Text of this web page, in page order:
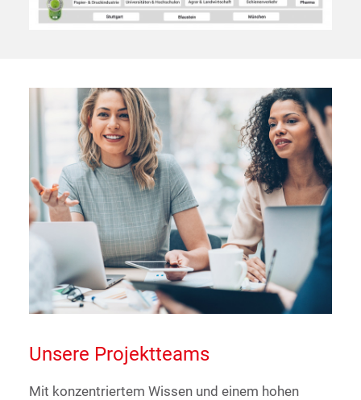
Unsere Projektteams
Mit konzentriertem Wissen und einem hohen